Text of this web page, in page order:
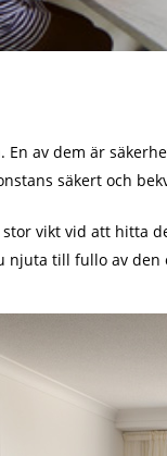
av dem är
säkert och
stor vikt vid att hitta
njuta till fullo av